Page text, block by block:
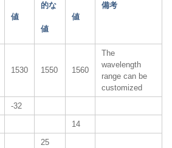
値
的な
値
値
備考
1530 1550 1560
The
wavelength
range can be
customized
-32
14
25